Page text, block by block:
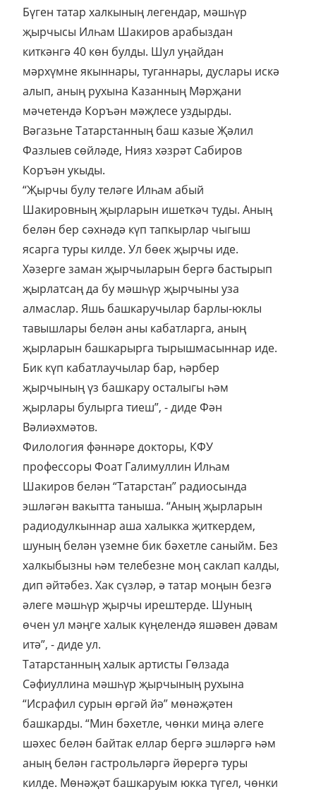
Бүген татар халкының легендар, мәшһүр
җырчысы Илһам Шакиров арабыздан
киткәнгә 40 көн булды. Шул уңайдан
мәрхүмне якыннары, туганнары, дуслары искә
алып, аның рухына Казанның Мәрҗани
мәчетендә Коръән мәҗлесе уздырды.
Вәгазьне Татарстанның баш казые Җәлил
Фазлыев сөйләде, Нияз хәзрәт Сабиров
Коръән укыды.
“Җырчы булу теләге Илһам абый
Шакировның җырларын ишеткәч туды. Аның
белән бер сәхнәдә күп тапкырлар чыгыш
ясарга туры килде. Ул бөек җырчы иде.
Хәзерге заман җырчыларын бергә бастырып
җырлатсаң да бу мәшһүр җырчыны уза
алмаслар. Яшь башкаручылар барлы-юклы
тавышлары белән аны кабатларга, аның
җырларын башкарырга тырышмасыннар иде.
Бик күп кабатлаучылар бар, һәрбер
җырчының үз башкару осталыгы һәм
җырлары булырга тиеш”, - диде Фән
Вәлиәхмәтов.
Филология фәннәре докторы, КФУ
профессоры Фоат Галимуллин Илһам
Шакиров белән “Татарстан” радиосында
эшләгән вакытта таныша. “Аның җырларын
радиодулкыннар аша халыкка җиткердем,
шуның белән үземне бик бәхетле саныйм. Без
халкыбызны һәм телебезне моң саклап калды,
дип әйтәбез. Хак сүзләр, ә татар моңын безгә
әлеге мәшһүр җырчы ирештерде. Шуның
өчен ул мәңге халык күңелендә яшәвен дәвам
итә”, - диде ул.
Татарстанның халык артисты Гөлзада
Сәфиуллина мәшһүр җырчының рухына
“Исрафил сурын өргәй йә” мөнәҗәтен
башкарды. “Мин бәхетле, чөнки миңа әлеге
шәхес белән байтак еллар бергә эшләргә һәм
аның белән гастрольләргә йөрергә туры
килде. Мөнәҗәт башкаруым юкка түгел, чөнки